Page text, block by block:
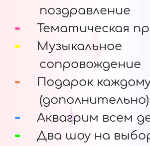
поздравление
Тематическая
Музыкальное
сопровождение
Подарок
(дополнительно)
Аквагрим всем
Два шоу на